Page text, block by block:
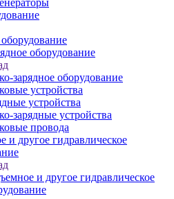
оборудование
зарядное оборудование
устройства
устройства
зарядные устройства
провода
и другое гидравлическое
и другое гидравлическое